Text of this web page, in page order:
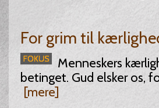
For grim til
Menneskers
betinget. Gud elsker os,
[mere]